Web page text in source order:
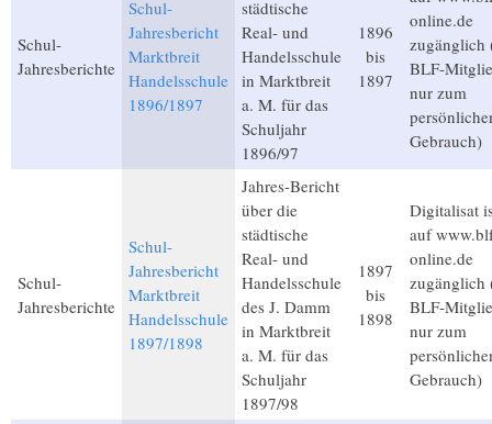
Schul-
Jahresberichte
Schul-
Jahresbericht
Marktbreit
Handelsschule
1896/1897
städtische
Real- und
Handelsschule
in Marktbreit
a. M. für das
Schuljahr
1896/97
1896
bis
1897
online.de
zugänglich
BLF-
nur zum
Gebrauch)
Schul-
Jahresberichte
Schul-
Jahresbericht
Marktbreit
Handelsschule
1897/1898
Jahres-Bericht
über die
städtische
Real- und
Handelsschule
des J. Damm
in Marktbreit
a. M. für das
Schuljahr
1897/98
1897
bis
1898
Digitalisat
auf
online.de
zugänglich
BLF-
nur zum
Gebrauch)